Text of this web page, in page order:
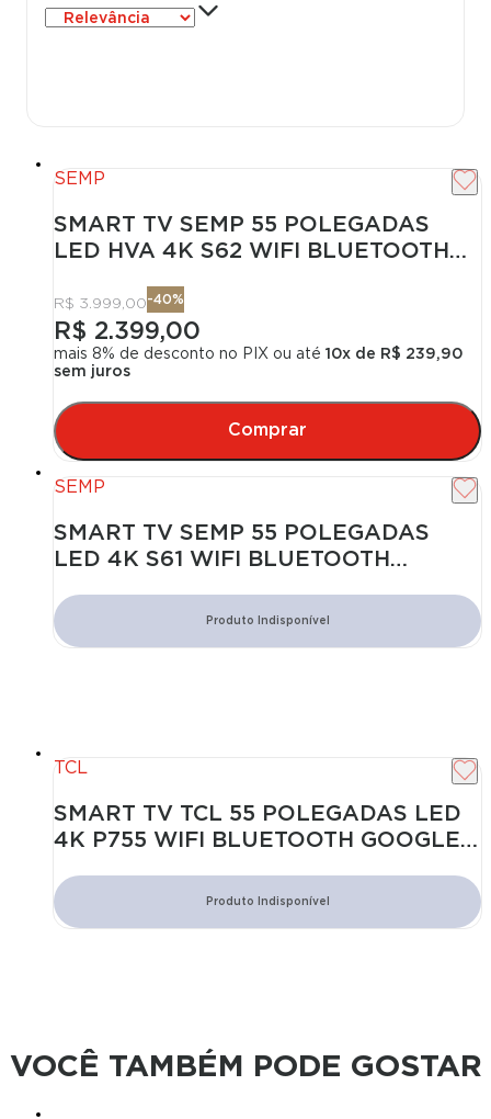
SEMP
SMART TV SEMP 55 POLEGADAS
LED HVA 4K S62 WIFI BLUETOOTH
AUDIO 55S62
R$ 3.999,00-40%
R$ 2.399,00
mais 8% de desconto no PIX ou até 10x de R$ 239,90
sem juros
Comprar
SEMP
SMART TV SEMP 55 POLEGADAS
LED 4K S61 WIFI BLUETOOTH
AUDIO 55S61
Produto Indisponível
TCL
SMART TV TCL 55 POLEGADAS LED
4K P755 WIFI BLUETOOTH GOOGLE
55P755
Produto Indisponível
VOCÊ TAMBÉM PODE GOSTAR